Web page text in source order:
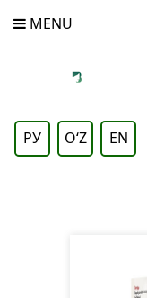
MENU
РУ
OʻZ EN